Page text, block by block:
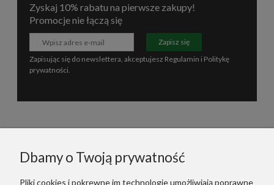
Zyskaj 10% rabatu na pierwsze zakupy!
Promocje nie łączą się
Zapisz się
Zapisując się do newslettera, akceptujesz Regulamin i Politykę
prywatności.
Dbamy o Twoją prywatność
Pliki cookies i pokrewne im technologie umożliwiają poprawne